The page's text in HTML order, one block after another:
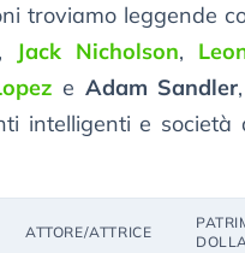
troviamo leggende
, Jack Nicholson,
e Adam Sandler
intelligenti e società
ATTORE/ATTRICE